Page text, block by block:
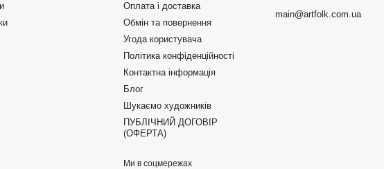
Оплата і доставка
Обмін та повернення
Угода користувача
Політика конфіденційності
Контактна інформація
Блог
Шукаємо художників
ПУБЛІЧНИЙ ДОГОВІР
(ОФЕРТА)
Ми в соцмережах
main@artfolk.com.ua